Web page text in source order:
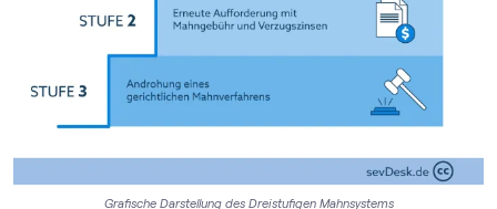
Grafische Darstellung des Dreistufigen Mahnsystems